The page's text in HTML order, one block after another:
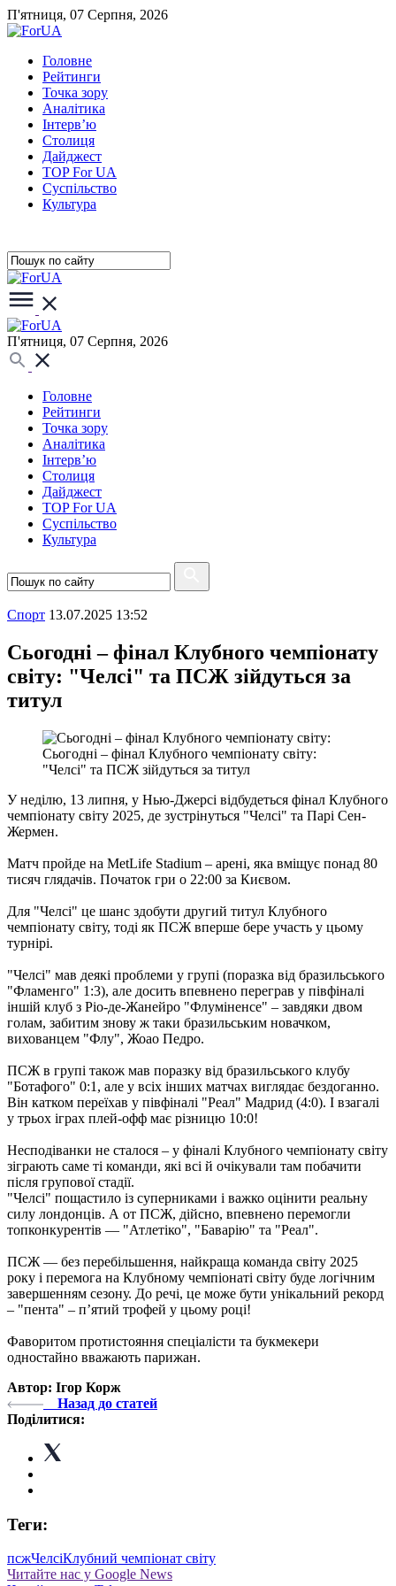
П'ятниця, 07 Серпня, 2026
Головне
Рейтинги
Точка зору
Аналітика
Інтерв’ю
Столиця
Дайджест
TOP For UA
Суспiльство
Культура
П'ятниця, 07 Серпня, 2026
Головне
Рейтинги
Точка зору
Аналітика
Інтерв’ю
Столиця
Дайджест
TOP For UA
Суспiльство
Культура
Спорт 13.07.2025 13:52
Сьогодні – фінал Клубного чемпіонату
світу: "Челсі" та ПСЖ зійдуться за
титул
Сьогодні – фінал Клубного чемпіонату світу:
"Челсі" та ПСЖ зійдуться за титул
У неділю, 13 липня, у Нью-Джерсі відбудеться фінал Клубного
чемпіонату світу 2025, де зустрінуться "Челсі" та Парі Сен-
Жермен.
Матч пройде на MetLife Stadium – арені, яка вміщує понад 80
тисяч глядачів. Початок гри о 22:00 за Києвом.
Для "Челсі" це шанс здобути другий титул Клубного
чемпіонату світу, тоді як ПСЖ вперше бере участь у цьому
турнірі.
"Челсі" мав деякі проблеми у групі (поразка від бразильського
"Фламенго" 1:3), але досить впевнено переграв у півфіналі
іншій клуб з Ріо-де-Жанейро "Флуміненсе" – завдяки двом
голам, забитим знову ж таки бразильським новачком,
вихованцем "Флу", Жоао Педро.
ПСЖ в групі також мав поразку від бразильського клубу
"Ботафого" 0:1, але у всіх інших матчах виглядає бездоганно.
Він катком переїхав у півфіналі "Реал" Мадрид (4:0). І взагалі
у трьох іграх плей-офф має різницю 10:0!
Несподіванки не сталося – у фіналі Клубного чемпіонату світу
зіграють саме ті команди, які всі й очікували там побачити
після групової стадії.
"Челсі" пощастило із суперниками і важко оцінити реальну
силу лондонців. А от ПСЖ, дійсно, впевнено перемогли
топконкурентів — "Атлетіко", "Баварію" та "Реал".
ПСЖ — без перебільшення, найкраща команда світу 2025
року і перемога на Клубному чемпіонаті світу буде логічним
завершенням сезону. До речі, це може бути унікальний рекорд
– "пента" – пʼятий трофей у цьому році!
Фаворитом протистояння спеціалісти та букмекери
одностайно вважають парижан.
Автор: Ігор Корж
Назад до статей
Поділитися:
Теги:
псжЧелсіКлубний чемпіонат світу
Читайте нас у Google News